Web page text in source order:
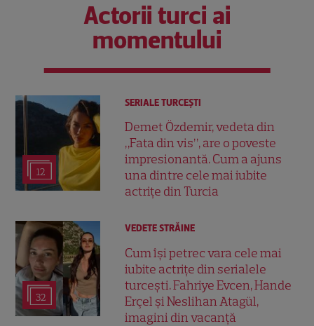
Actorii turci ai
momentului
12
SERIALE TURCEŞTI
Demet Özdemir, vedeta din
„Fata din vis”, are o poveste
impresionantă. Cum a ajuns
una dintre cele mai iubite
actrițe din Turcia
32
VEDETE STRĂINE
Cum își petrec vara cele mai
iubite actrițe din serialele
turcești. Fahriye Evcen, Hande
Erçel și Neslihan Atagül,
imagini din vacanță